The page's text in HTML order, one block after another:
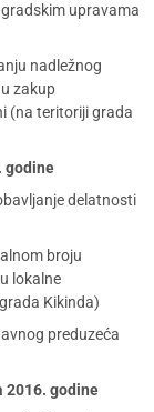
upravama
nadležnog
zakup
(na teritoriji grada
godine
delatnosti
broju
lokalne
Kikinda)
preduzeća
2016. godine